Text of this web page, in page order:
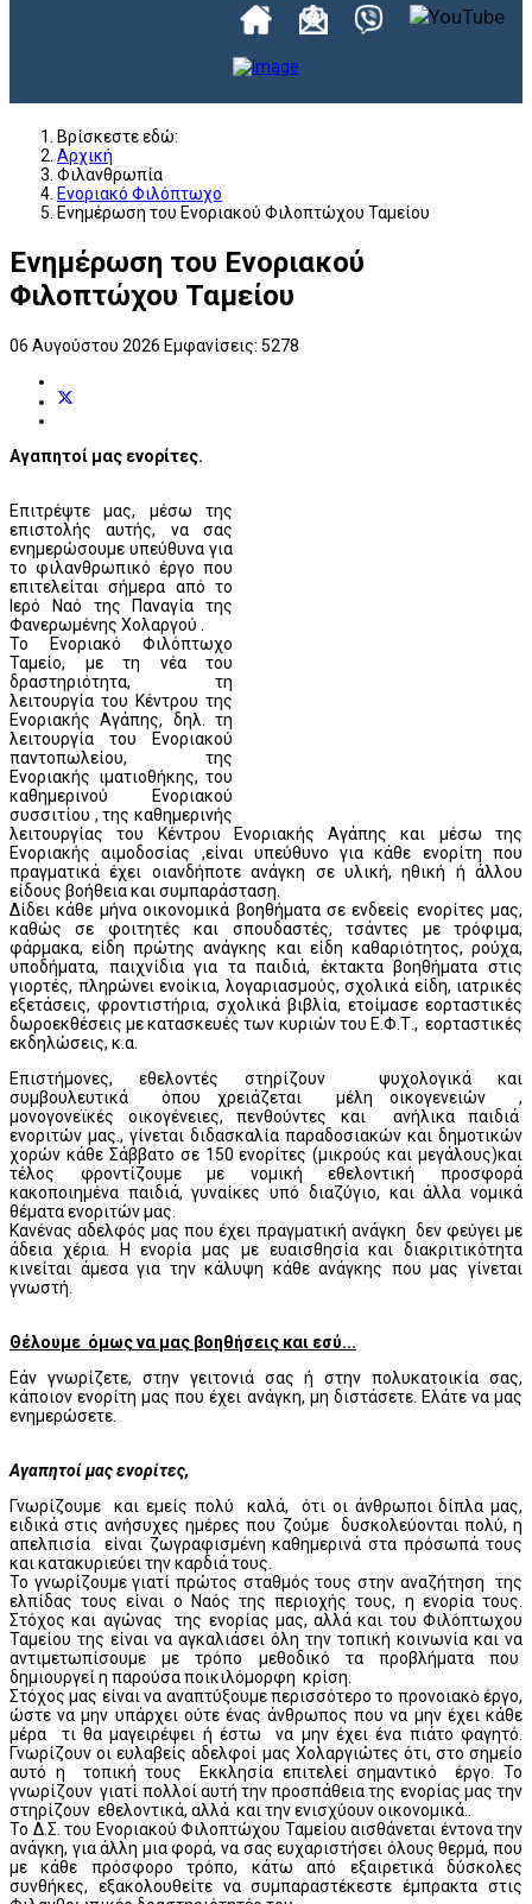
Βρίσκεστε εδώ:
Αρχική
Φιλανθρωπία
Ενοριακό Φιλόπτωχο
Ενημέρωση του Ενοριακού Φιλοπτώχου Ταμείου
Ενημέρωση του Ενοριακού
Φιλοπτώχου Ταμείου
06 Αυγούστου 2026 Εμφανίσεις: 5278
Αγαπητοί μας ενορίτες.
Επιτρέψτε μας, μέσω της
επιστολής αυτής, να σας
ενημερώσουμε υπεύθυνα για
το φιλανθρωπικό έργο που
επιτελείται σήμερα από το
Ιερό Ναό της Παναγία της
Φανερωμένης Χολαργού .
Το Ενοριακό Φιλόπτωχο
Ταμείο, με τη νέα του
δραστηριότητα, τη
λειτουργία του Κέντρου της
Ενοριακής Αγάπης, δηλ. τη
λειτουργία του Ενοριακού
παντοπωλείου, της
Ενοριακής ιματιοθήκης, του
καθημερινού Ενοριακού
συσσιτίου , της καθημερινής
λειτουργίας του Κέντρου Ενοριακής Αγάπης και μέσω της
Ενοριακής αιμοδοσίας ,είναι υπεύθυνο για κάθε ενορίτη που
πραγματικά έχει οιανδήποτε ανάγκη σε υλική, ηθική ή άλλου
είδους βοήθεια και συμπαράσταση.
Δίδει κάθε μήνα οικονομικά βοηθήματα σε ενδεείς ενορίτες μας,
καθώς σε φοιτητές και σπουδαστές, τσάντες με τρόφιμα,
φάρμακα, είδη πρώτης ανάγκης και είδη καθαριότητος, ρούχα,
υποδήματα, παιχνίδια για τα παιδιά, έκτακτα βοηθήματα στις
γιορτές, πληρώνει ενοίκια, λογαριασμούς, σχολικά είδη, ιατρικές
εξετάσεις, φροντιστήρια, σχολικά βιβλία, ετοίμασε εορταστικές
δωροεκθέσεις με κατασκευές των κυριών του Ε.Φ.Τ., εορταστικές
εκδηλώσεις, κ.α.
Επιστήμονες, εθελοντές στηρίζουν ψυχολογικά και
συμβουλευτικά όπου χρειάζεται μέλη οικογενειών ,
μονογονεϊκές οικογένειες, πενθούντες και ανήλικα παιδιά
ενοριτών μας., γίνεται διδασκαλία παραδοσιακών και δημοτικών
χορών κάθε Σάββατο σε 150 ενορίτες (μικρούς και μεγάλους)και
τέλος φροντίζουμε με νομική εθελοντική προσφορά
κακοποιημένα παιδιά, γυναίκες υπό διαζύγιο, και άλλα νομικά
θέματα ενοριτών μας.
Κανένας αδελφός μας που έχει πραγματική ανάγκη δεν φεύγει με
άδεια χέρια. Η ενορία μας με ευαισθησία και διακριτικότητα
κινείται άμεσα για την κάλυψη κάθε ανάγκης που μας γίνεται
γνωστή.
Θέλουμε όμως να μας βοηθήσεις και εσύ...
Εάν γνωρίζετε, στην γειτονιά σας ή στην πολυκατοικία σας,
κάποιον ενορίτη μας που έχει ανάγκη, μη διστάσετε. Ελάτε να μας
ενημερώσετε.
Αγαπητοί μας ενορίτες,
Γνωρίζουμε και εμείς πολύ καλά, ότι οι άνθρωποι δίπλα μας,
ειδικά στις ανήσυχες ημέρες που ζούμε δυσκολεύονται πολύ, η
απελπισία είναι ζωγραφισμένη καθημερινά στα πρόσωπά τους
και κατακυριεύει την καρδιά τους.
Το γνωρίζουμε γιατί πρώτος σταθμός τους στην αναζήτηση της
ελπίδας τους είναι ο Ναός της περιοχής τους, η ενορία τους.
Στόχος και αγώνας της ενορίας μας, αλλά και του Φιλόπτωχου
Ταμείου της είναι να αγκαλιάσει όλη την τοπική κοινωνία και να
αντιμετωπίσουμε με τρόπο μεθοδικό τα προβλήματα που
δημιουργεί η παρούσα ποικιλόμορφη κρίση.
Στόχος μας είναι να αναπτύξουμε περισσότερο το προνοιακὸ έργο,
ώστε να μην υπάρχει ούτε ένας άνθρωπος που να μην έχει κάθε
μέρα τι θα μαγειρέψει ή έστω να μην έχει ένα πιάτο φαγητό.
Γνωρίζουν οι ευλαβείς αδελφοί μας Χολαργιώτες ότι, στο σημείο
αυτό η τοπική τους Εκκλησία επιτελεί σημαντικό έργο. Το
γνωρίζουν γιατί πολλοί αυτή την προσπάθεια της ενορίας μας την
στηρίζουν εθελοντικά, αλλά και την ενισχύουν οικονομικά..
Το Δ.Σ. του Ενοριακού Φιλοπτώχου Ταμείου αισθάνεται έντονα την
ανάγκη, για άλλη μια φορά, να σας ευχαριστήσει όλους θερμά, που
με κάθε πρόσφορο τρόπο, κάτω από εξαιρετικά δύσκολες
συνθήκες, εξακολουθείτε να συμπαραστέκεστε έμπρακτα στις